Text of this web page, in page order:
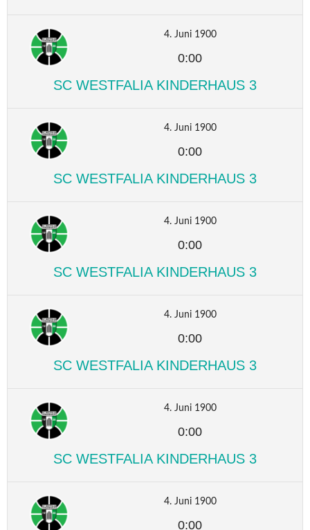
4. Juni 1900
0:00
SC WESTFALIA KINDERHAUS 3
4. Juni 1900
0:00
SC WESTFALIA KINDERHAUS 3
4. Juni 1900
0:00
SC WESTFALIA KINDERHAUS 3
4. Juni 1900
0:00
SC WESTFALIA KINDERHAUS 3
4. Juni 1900
0:00
SC WESTFALIA KINDERHAUS 3
4. Juni 1900
0:00